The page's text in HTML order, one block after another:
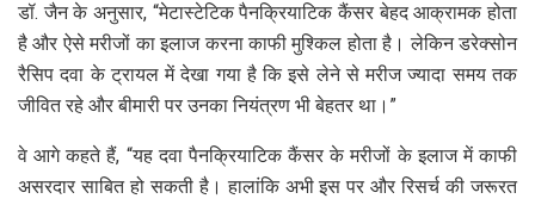
डॉ. जैन के अनुसार, “मेटास्टेटिक पैनक्रियाटिक कैंसर बेहद आक्रामक होता
है और ऐसे मरीजों का इलाज करना काफी मुश्किल होता है। लेकिन डरेक्सोन
रैसिप दवा के ट्रायल में देखा गया है कि इसे लेने से मरीज ज्यादा समय तक
जीवित रहे और बीमारी पर उनका नियंत्रण भी बेहतर था।”
वे आगे कहते हैं, “यह दवा पैनक्रियाटिक कैंसर के मरीजों के इलाज में काफी
असरदार साबित हो सकती है। हालांकि अभी इस पर और रिसर्च की जरूरत